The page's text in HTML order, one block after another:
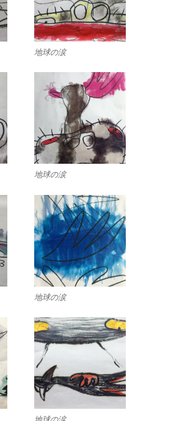
地球の涙
地球の涙
地球の涙